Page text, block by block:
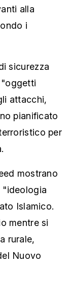
alla
i
sicurezza
attacchi,
pianificato
per
mostrano
"ideologia
Islamico.
mentre si
rurale,
Nuovo